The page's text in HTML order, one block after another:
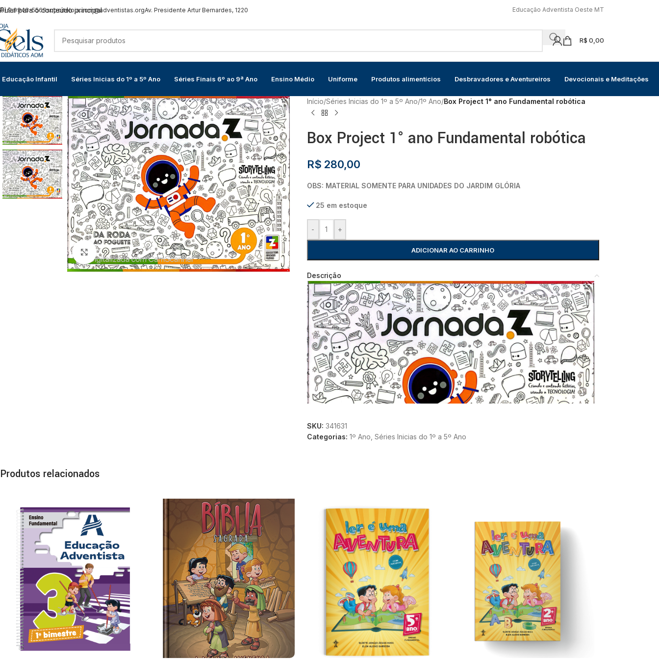
Pular para o conteúdo principal
9 9946-5569suporteloja.aom@adventistas.orgAv. Presidente Artur Bernardes, 1220 Educação Adventista Oeste MT
R$ 0,00
Educação Infantil Séries Inicias do 1º a 5º Ano Séries Finais 6º ao 9ª Ano Ensino Médio Uniforme Produtos alimentícios Desbravadores e Aventureiros Devocionais e Meditações
Clique para ampliar
Início/Séries Inicias do 1º a 5º Ano/1º Ano/Box Project 1° ano Fundamental robótica
Box Project 1° ano Fundamental robótica
R$ 280,00
OBS: MATERIAL SOMENTE PARA UNIDADES DO JARDIM GLÓRIA
25 em estoque
- +
ADICIONAR AO CARRINHO
Descrição
SKU: 341631
Categorias: 1º Ano Séries Inicias do 1º a 5º Ano
Produtos relacionados